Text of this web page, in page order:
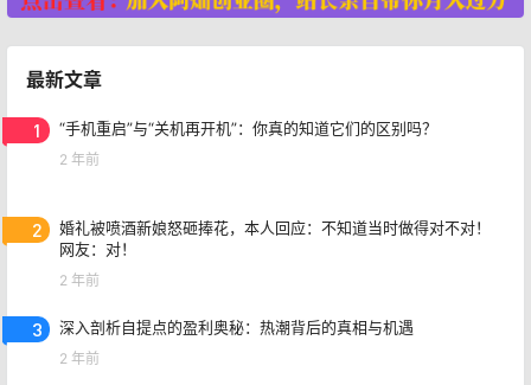
最新文章
1 “手机重启”与“关机再开机”：你真的知道它们的区别吗？
2 年前
2
婚礼被喷酒新娘怒砸捧花，本人回应：不知道当时做得对不对！
网友：对！
2 年前
3 深入剖析自提点的盈利奥秘：热潮背后的真相与机遇
2 年前